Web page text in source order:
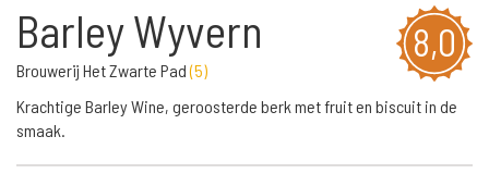
8,0
Barley Wyvern
Brouwerij Het Zwarte Pad(5)
Krachtige Barley Wine, geroosterde berk met fruit en biscuit in de
smaak.